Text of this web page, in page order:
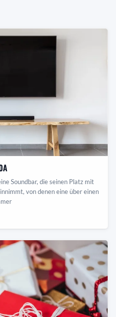
Soundbar, die seinen Platz mit
von denen eine über einen